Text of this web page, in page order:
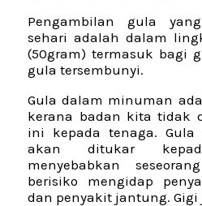
Pengambilan gula
sehari adalah dalam
(50gram) termasuk bagi
gula tersembunyi.
Gula dalam minuman
kerana badan kita tidak
ini kepada tenaga.
akan ditukar
menyebabkan
berisiko mengidap
dan penyakit jantung. Gigi